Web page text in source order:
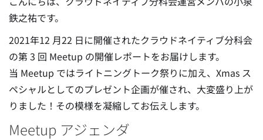
鉄之祐です。
2021年12 月22 日に開催されたクラウドネイティブ分科会
の第 3 回 Meetup の開催レポートをお届けします。
当 Meetup ではライトニングトーク祭りに加え、Xmas ス
ペシャルとしてのプレゼント企画が催され、大変盛り上が
りました！その模様を凝縮してお伝えします。
Meetup アジェンダ